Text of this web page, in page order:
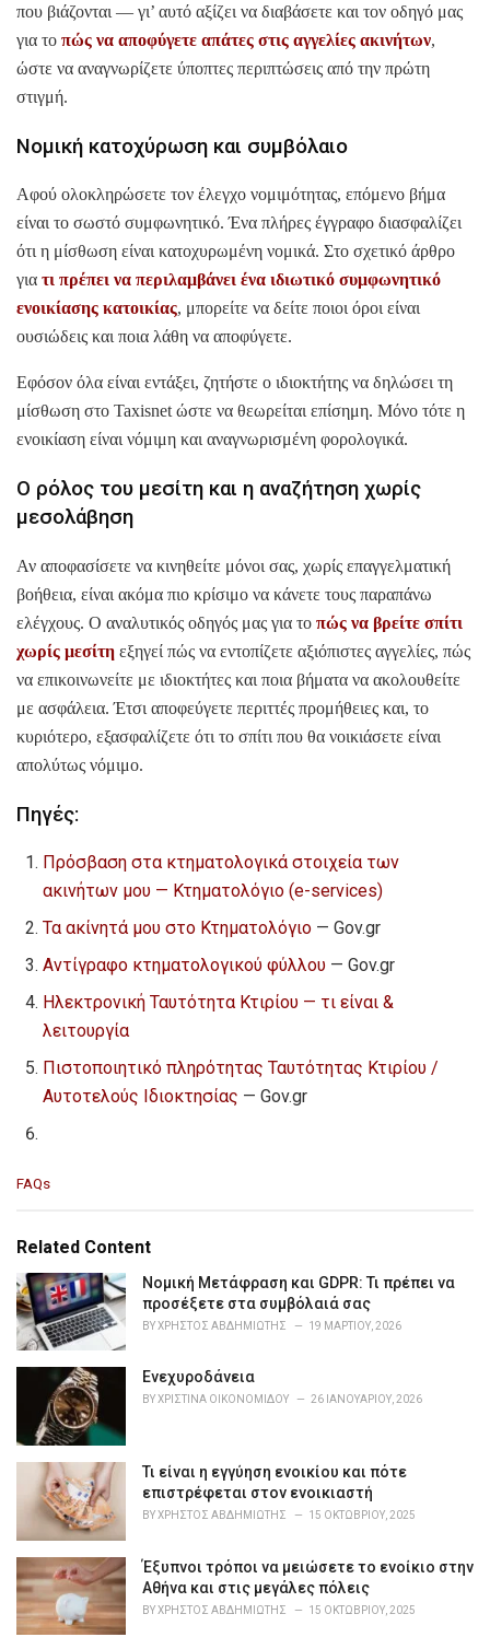
που βιάζονται — γι’ αυτό αξίζει να διαβάσετε και τον οδηγό μας
για το πώς να αποφύγετε απάτες στις αγγελίες ακινήτων,
ώστε να αναγνωρίζετε ύποπτες περιπτώσεις από την πρώτη
στιγμή.
Νομική κατοχύρωση και συμβόλαιο
Αφού ολοκληρώσετε τον έλεγχο νομιμότητας, επόμενο βήμα
είναι το σωστό συμφωνητικό. Ένα πλήρες έγγραφο διασφαλίζει
ότι η μίσθωση είναι κατοχυρωμένη νομικά. Στο σχετικό άρθρο
για τι πρέπει να περιλαμβάνει ένα ιδιωτικό συμφωνητικό
ενοικίασης κατοικίας, μπορείτε να δείτε ποιοι όροι είναι
ουσιώδεις και ποια λάθη να αποφύγετε.
Εφόσον όλα είναι εντάξει, ζητήστε ο ιδιοκτήτης να δηλώσει τη
μίσθωση στο Taxisnet ώστε να θεωρείται επίσημη. Μόνο τότε η
ενοικίαση είναι νόμιμη και αναγνωρισμένη φορολογικά.
Ο ρόλος του μεσίτη και η αναζήτηση χωρίς
μεσολάβηση
Αν αποφασίσετε να κινηθείτε μόνοι σας, χωρίς επαγγελματική
βοήθεια, είναι ακόμα πιο κρίσιμο να κάνετε τους παραπάνω
ελέγχους. Ο αναλυτικός οδηγός μας για το πώς να βρείτε σπίτι
χωρίς μεσίτη εξηγεί πώς να εντοπίζετε αξιόπιστες αγγελίες, πώς
να επικοινωνείτε με ιδιοκτήτες και ποια βήματα να ακολουθείτε
με ασφάλεια. Έτσι αποφεύγετε περιττές προμήθειες και, το
κυριότερο, εξασφαλίζετε ότι το σπίτι που θα νοικιάσετε είναι
απολύτως νόμιμο.
Πηγές:
Πρόσβαση στα κτηματολογικά στοιχεία των
ακινήτων μου — Κτηματολόγιο (e-services)
Τα ακίνητά μου στο Κτηματολόγιο — Gov.gr
Αντίγραφο κτηματολογικού φύλλου — Gov.gr
Ηλεκτρονική Ταυτότητα Κτιρίου — τι είναι &
λειτουργία
Πιστοποιητικό πληρότητας Ταυτότητας Κτιρίου /
Αυτοτελούς Ιδιοκτησίας — Gov.gr
C
e
o
r
i
e
FAQs
Related Content
Νομική Μετάφραση και GDPR: Τι πρέπει να
προσέξετε στα συμβόλαιά σας
BYΧΡΉΣΤΟΣ ΑΒΔΗΜΙΏΤΗΣ 19 ΜΑΡΤΊΟΥ, 2026
Ενεχυροδάνεια
BYΧΡΙΣΤΊΝΑ ΟΙΚΟΝΟΜΊΔΟΥ 26 ΙΑΝΟΥΑΡΊΟΥ, 2026
Τι είναι η εγγύηση ενοικίου και πότε
επιστρέφεται στον ενοικιαστή
BYΧΡΉΣΤΟΣ ΑΒΔΗΜΙΏΤΗΣ 15 ΟΚΤΩΒΡΊΟΥ, 2025
Έξυπνοι τρόποι να μειώσετε το ενοίκιο στην
Αθήνα και στις μεγάλες πόλεις
BYΧΡΉΣΤΟΣ ΑΒΔΗΜΙΏΤΗΣ 15 ΟΚΤΩΒΡΊΟΥ, 2025